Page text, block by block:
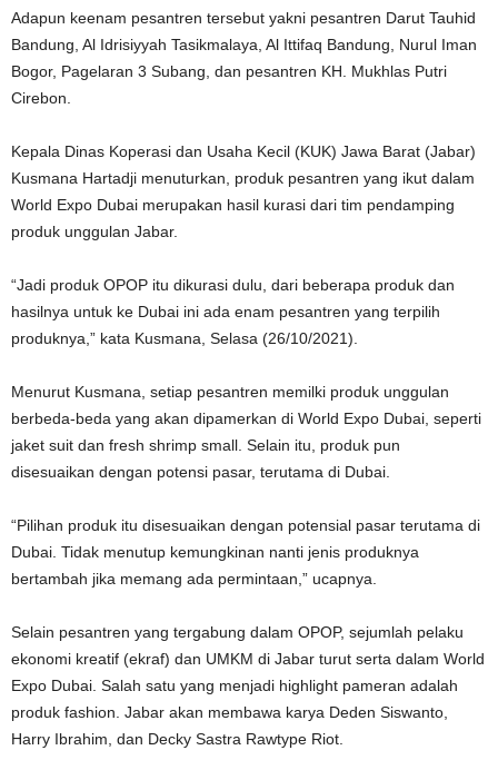
Adapun keenam pesantren tersebut yakni pesantren Darut Tauhid
Bandung, Al Idrisiyyah Tasikmalaya, Al Ittifaq Bandung, Nurul Iman
Bogor, Pagelaran 3 Subang, dan pesantren KH. Mukhlas Putri
Cirebon.
Kepala Dinas Koperasi dan Usaha Kecil (KUK) Jawa Barat (Jabar)
Kusmana Hartadji menuturkan, produk pesantren yang ikut dalam
World Expo Dubai merupakan hasil kurasi dari tim pendamping
produk unggulan Jabar.
“Jadi produk OPOP itu dikurasi dulu, dari beberapa produk dan
hasilnya untuk ke Dubai ini ada enam pesantren yang terpilih
produknya,” kata Kusmana, Selasa (26/10/2021).
Menurut Kusmana, setiap pesantren memilki produk unggulan
berbeda-beda yang akan dipamerkan di World Expo Dubai, seperti
jaket suit dan fresh shrimp small. Selain itu, produk pun
disesuaikan dengan potensi pasar, terutama di Dubai.
“Pilihan produk itu disesuaikan dengan potensial pasar terutama di
Dubai. Tidak menutup kemungkinan nanti jenis produknya
bertambah jika memang ada permintaan,” ucapnya.
Selain pesantren yang tergabung dalam OPOP, sejumlah pelaku
ekonomi kreatif (ekraf) dan UMKM di Jabar turut serta dalam World
Expo Dubai. Salah satu yang menjadi highlight pameran adalah
produk fashion. Jabar akan membawa karya Deden Siswanto,
Harry Ibrahim, dan Decky Sastra Rawtype Riot.